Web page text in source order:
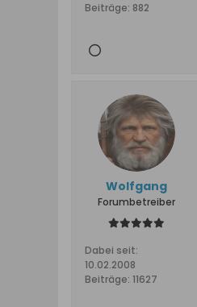
Beiträge: 882
Wolfgang
Forumbetreiber
Dabei seit:
10.02.2008
Beiträge: 11627